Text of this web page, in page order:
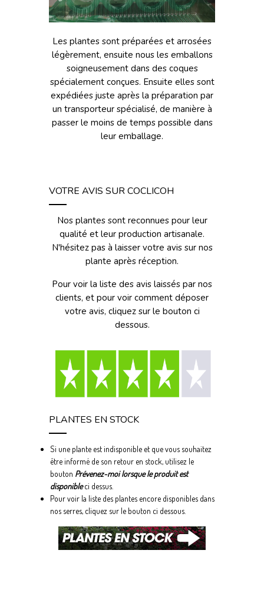
Les plantes sont préparées et arrosées
légèrement, ensuite nous les emballons
soigneusement dans des coques
spécialement conçues. Ensuite elles sont
expédiées juste après la préparation par
un transporteur spécialisé, de manière à
passer le moins de temps possible dans
leur emballage.
VOTRE AVIS SUR COCLICOH
Nos plantes sont reconnues pour leur
qualité et leur production artisanale.
N'hésitez pas à laisser votre avis sur nos
plante après réception.
Pour voir la liste des avis laissés par nos
clients, et pour voir comment déposer
votre avis, cliquez sur le bouton ci
dessous.
PLANTES EN STOCK
Si une plante est indisponible et que vous souhaitez
être informé de son retour en stock, utilisez le
bouton Prévenez-moi lorsque le produit est
disponibleci dessus.
Pour voir la liste des plantes encore disponibles dans
nos serres, cliquez sur le bouton ci dessous.